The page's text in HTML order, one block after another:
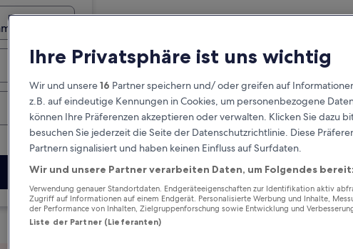
Ihre Privatsphäre ist uns wichtig
Wir und unsere16 Partner speichern und/ oder greifen auf
z.B. auf eindeutige Kennungen in Cookies, um personenbezogene
können Ihre Präferenzen akzeptieren oder verwalten. Klicken Sie dazu
besuchen Sie jederzeit die Seite der Datenschutzrichtlinie. Diese
Partnern signalisiert und haben keinen Einfluss auf Surfdaten.
Wir und unsere Partner verarbeiten Daten, um Folgendes
Verwendung genauer Standortdaten. Endgeräteeigenschaften zur Identifikation aktiv
Zugriff auf Informationen auf einem Endgerät. Personalisierte Werbung und Inhalte,
der Performance von Inhalten, Zielgruppenforschung sowie Entwicklung und
Liste der Partner (Lieferanten)